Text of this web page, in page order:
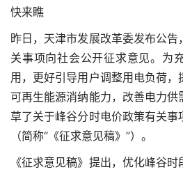
快来瞧
昨日，天津市发展改革委发布公
关事项向社会公开征求意见。为
用，更好引导用户调整用电负荷
可再生能源消纳能力，改善电力
草了关于峰谷分时电价政策有关事
（简称“《征求意见稿》”）。
《征求意见稿》提出，优化峰谷